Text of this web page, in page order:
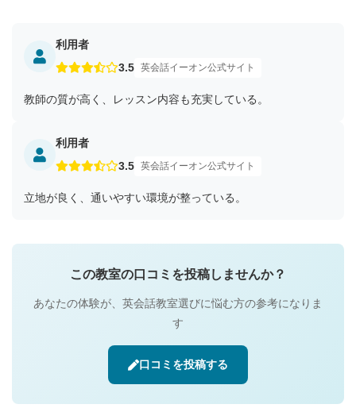
利用者
3.5 英会話イーオン公式サイト
教師の質が高く、レッスン内容も充実している。
利用者
3.5 英会話イーオン公式サイト
立地が良く、通いやすい環境が整っている。
この教室の口コミを投稿しませんか？
あなたの体験が、英会話教室選びに悩む方の参考になりま
す
口コミを投稿する